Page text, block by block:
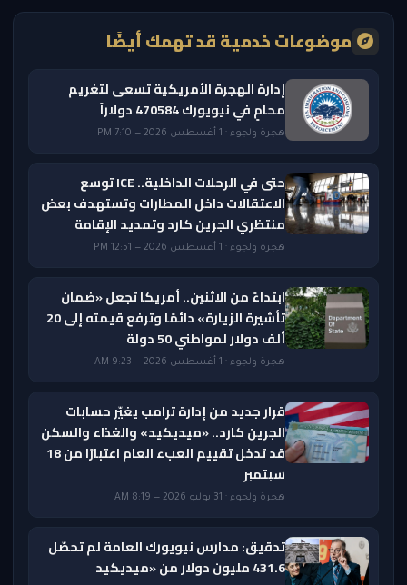
موضوعات خدمية قد تهمك أيضًا
إدارة الهجرة الأمريكية تسعى لتغريم
محامٍ في نيويورك 470584 دولاراً
هجرة ولجوء · 1 أغسطس 2026 — 7:10 PM
حتى في الرحلات الداخلية.. ICE توسع
الاعتقالات داخل المطارات وتستهدف بعض
منتظري الجرين كارد وتمديد الإقامة
هجرة ولجوء · 1 أغسطس 2026 — 12:51 PM
ابتداءً من الاثنين.. أمريكا تجعل «ضمان
تأشيرة الزيارة» دائمًا وترفع قيمته إلى 20
ألف دولار لمواطني 50 دولة
هجرة ولجوء · 1 أغسطس 2026 — 9:23 AM
قرار جديد من إدارة ترامب يغيّر حسابات
الجرين كارد.. «ميديكيد» والغذاء والسكن
قد تدخل تقييم العبء العام اعتبارًا من 18
سبتمبر
هجرة ولجوء · 31 يوليو 2026 — 8:19 AM
تدقيق: مدارس نيويورك العامة لم تحصّل
431.6 مليون دولار من «ميديكيد